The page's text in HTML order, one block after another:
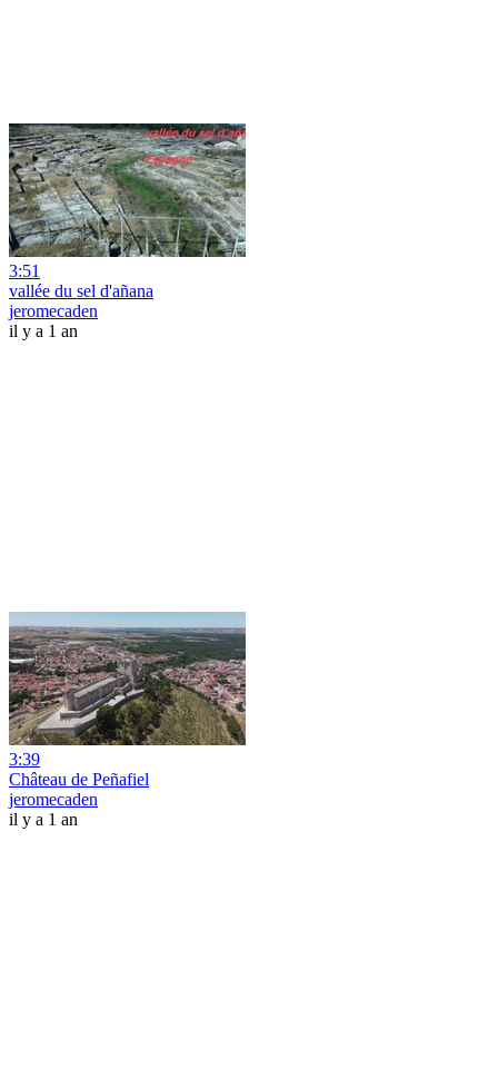
3:51
vallée du sel d'añana
jeromecaden
il y a 1 an
3:39
Château de Peñafiel
jeromecaden
il y a 1 an